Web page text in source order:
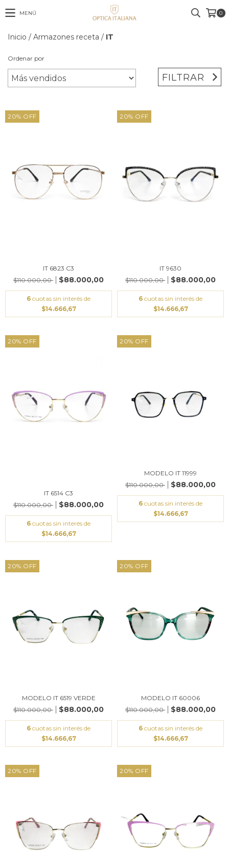
MENÚ 0
Inicio / Armazones receta / IT
Ordenar por
FILTRAR
20% OFF
IT 6823 C3
$110.000,00
$88.000,00
6 cuotas sin interés de
$14.666,67
20% OFF
IT 9630
$110.000,00
$88.000,00
6 cuotas sin interés de
$14.666,67
20% OFF
IT 6514 C3
$110.000,00
$88.000,00
6 cuotas sin interés de
$14.666,67
20% OFF
MODELO IT 11999
$110.000,00
$88.000,00
6 cuotas sin interés de
$14.666,67
20% OFF
MODELO IT 6519 VERDE
$110.000,00
$88.000,00
6 cuotas sin interés de
$14.666,67
20% OFF
MODELO IT 60006
$110.000,00
$88.000,00
6 cuotas sin interés de
$14.666,67
20% OFF 20% OFF